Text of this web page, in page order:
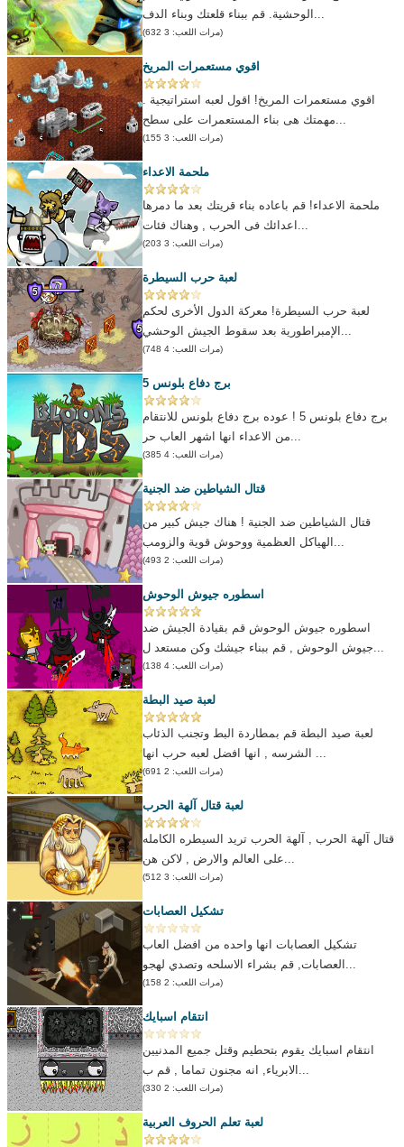
(مرات اللعب: 3 632)
اقوي مستعمرات المريخ
اقوي مستعمرات المريخ! اقول لعبه استراتيجية .
(مرات اللعب: 3 155)
ملحمة الاعداء
ملحمة الاعداء! قم باعاده بناء قريتك بعد ما دمرها
(مرات اللعب: 3 203)
لعبة حرب السيطرة
لعبة حرب السيطرة! معركة الدول الأخرى لحكم
(مرات اللعب: 4 748)
برج دفاع بلونس 5
برج دفاع بلونس 5 ! عوده برج دفاع بلونس للانتقام
(مرات اللعب: 4 385)
قتال الشياطين ضد الجنية
قتال الشياطين ضد الجنية ! هناك جيش كبير من
(مرات اللعب: 2 493)
اسطوره جيوش الوحوش
اسطوره جيوش الوحوش قم بقيادة الجيش ضد
(مرات اللعب: 4 138)
لعبة صيد البطة
لعبة صيد البطة قم بمطاردة البط وتجنب الذئاب
(مرات اللعب: 2 691)
لعبة قتال آلهة الحرب
قتال آلهة الحرب , آلهة الحرب تريد السيطره الكامله
(مرات اللعب: 3 512)
تشكيل العصابات
تشكيل العصابات انها واحده من افضل العاب
(مرات اللعب: 2 158)
انتقام اسبايك
انتقام اسبايك يقوم بتحطيم وقتل جميع المدنيين
(مرات اللعب: 2 330)
لعبة تعلم الحروف العربية